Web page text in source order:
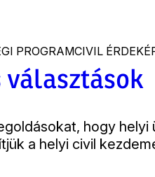
PROGRAMCIVIL
választások
hogy
a helyi civil